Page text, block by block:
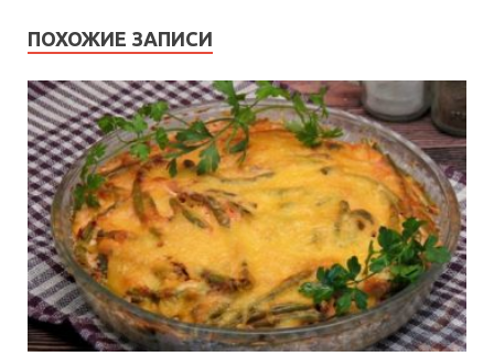
ПОХОЖИЕ ЗАПИСИ